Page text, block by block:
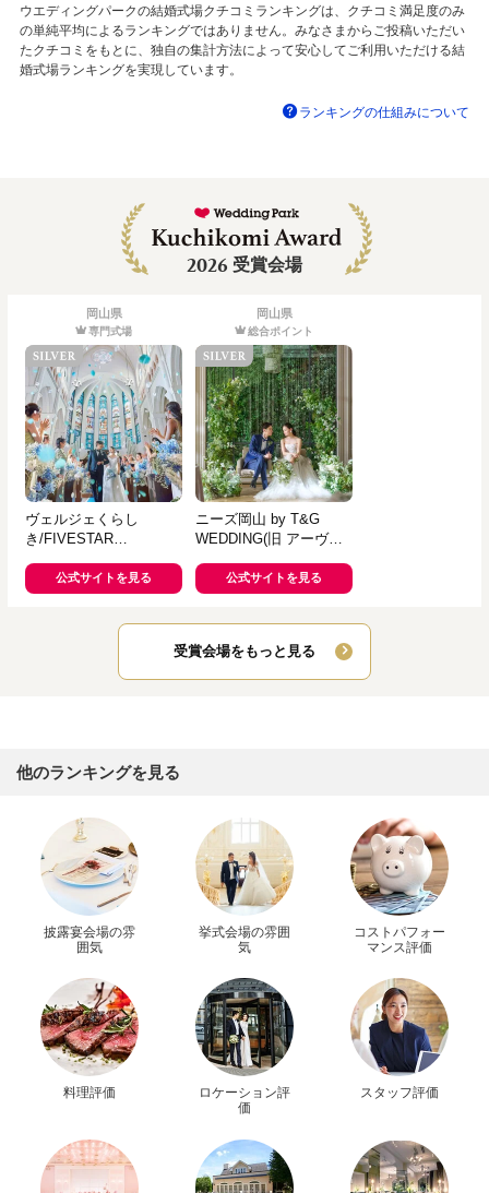
ウエディングパークの結婚式場クチコミランキングは、クチコミ満足度のみ
の単純平均によるランキングではありません。みなさまからご投稿いただい
たクチコミをもとに、独自の集計方法によって安心してご利用いただける結
婚式場ランキングを実現しています。
ランキングの仕組みについて
2026 受賞会場
岡山県
専門式場
ヴェルジェくらし
き/FIVESTAR
公式サイトを見る
岡山県
総合ポイント
ニーズ岡山 by T&G
WEDDING(旧 アーヴェ
公式サイトを見る
受賞会場をもっと見る
他のランキングを見る
披露宴会場の雰
囲気
挙式会場の雰囲
気
コストパフォー
マンス評価
料理評価
ロケーション評
価
スタッフ評価